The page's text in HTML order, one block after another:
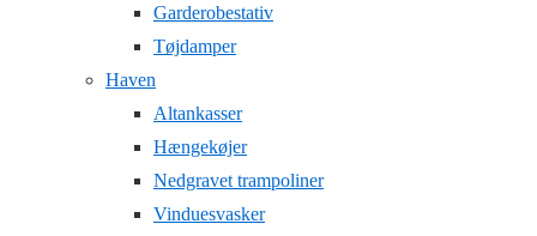
Garderobestativ
Tøjdamper
Haven
Altankasser
Hængekøjer
Nedgravet trampoliner
Vinduesvasker